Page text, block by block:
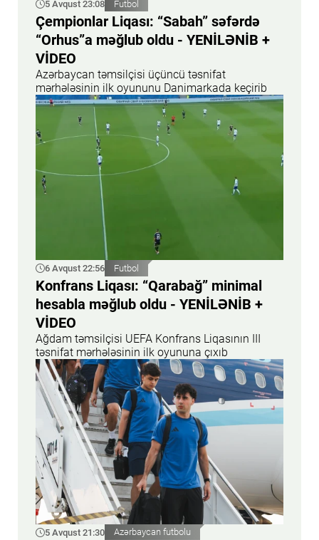
5 Avqust 23:08 Futbol
Çempionlar Liqası: “Sabah” səfərdə
“Orhus”a məğlub oldu - YENİLƏNİB +
VİDEO
Azərbaycan təmsilçisi üçüncü təsnifat
mərhələsinin ilk oyununu Danimarkada keçirib
6 Avqust 22:56 Futbol
Konfrans Liqası: “Qarabağ” minimal
hesabla məğlub oldu - YENİLƏNİB +
VİDEO
Ağdam təmsilçisi UEFA Konfrans Liqasının III
təsnifat mərhələsinin ilk oyununa çıxıb
5 Avqust 21:30 Azərbaycan futbolu